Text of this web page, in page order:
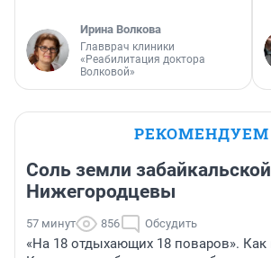
Ирина Волкова
Главврач клиники
«Реабилитация доктора
Волковой»
РЕКОМЕНДУЕМ
Соль земли
Нижегородцевы
57 минут 856 Обсудить
«На 18 отдыхающих 18 поваров». Как